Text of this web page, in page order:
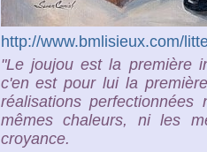
http://www.bmlisieux.com/
"Le joujou est la première
c'en est pour lui la
réalisations
mêmes chaleurs, ni les
croyance.